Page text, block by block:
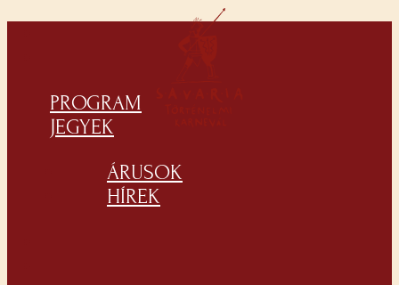
PROGRAM
JEGYEK
ÁRUSOK
HÍREK